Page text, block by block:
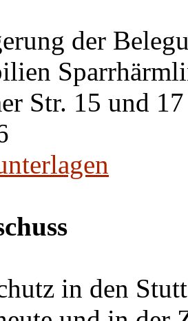
der
Str. 15 und
in den